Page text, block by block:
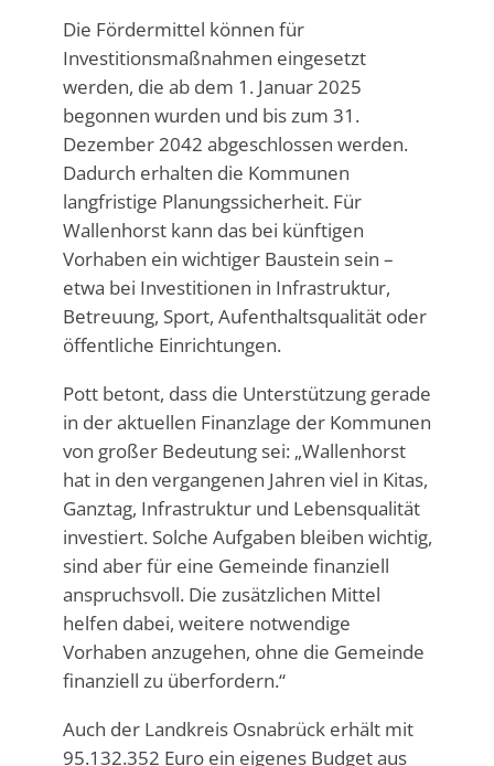
Die Fördermittel können für
Investitionsmaßnahmen eingesetzt
werden, die ab dem 1. Januar 2025
begonnen wurden und bis zum 31.
Dezember 2042 abgeschlossen werden.
Dadurch erhalten die Kommunen
langfristige Planungssicherheit. Für
Wallenhorst kann das bei künftigen
Vorhaben ein wichtiger Baustein sein –
etwa bei Investitionen in Infrastruktur,
Betreuung, Sport, Aufenthaltsqualität oder
öffentliche Einrichtungen.
Pott betont, dass die Unterstützung gerade
in der aktuellen Finanzlage der Kommunen
von großer Bedeutung sei: „Wallenhorst
hat in den vergangenen Jahren viel in Kitas,
Ganztag, Infrastruktur und Lebensqualität
investiert. Solche Aufgaben bleiben wichtig,
sind aber für eine Gemeinde finanziell
anspruchsvoll. Die zusätzlichen Mittel
helfen dabei, weitere notwendige
Vorhaben anzugehen, ohne die Gemeinde
finanziell zu überfordern.“
Auch der Landkreis Osnabrück erhält mit
95.132.352 Euro ein eigenes Budget aus